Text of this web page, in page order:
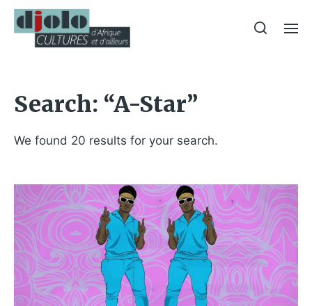
Search: “A-Star”
We found 20 results for your search.